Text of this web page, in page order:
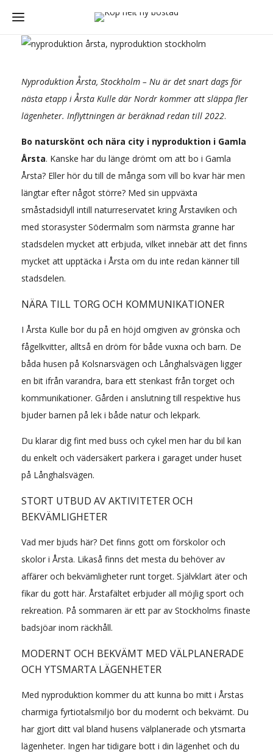
Nyproduktion Årsta, Stockholm – Nu är det snart dags för
nästa etapp i Årsta Kulle där Nordr kommer att släppa fler
lägenheter. Inflyttningen är beräknad redan till 2022.
Bo naturskönt och nära city i nyproduktion i Gamla
Årsta. Kanske har du länge drömt om att bo i Gamla
Årsta? Eller hör du till de många som vill bo kvar här men
längtar efter något större? Med sin uppväxta
småstadsidyll intill naturreservatet kring Årstaviken och
med storasyster Södermalm som närmsta granne har
stadsdelen mycket att erbjuda, vilket innebär att det finns
mycket att upptäcka i Årsta om du inte redan känner till
stadsdelen.
NÄRA TILL TORG OCH KOMMUNIKATIONER
I Årsta Kulle bor du på en höjd omgiven av grönska och
fågelkvitter, alltså en dröm för både vuxna och barn. De
båda husen på Kolsnarsvägen och Långhalsvägen ligger
en bit ifrån varandra, bara ett stenkast från torget och
kommunikationer. Gården i anslutning till respektive hus
bjuder barnen på lek i både natur och lekpark.
Du klarar dig fint med buss och cykel men har du bil kan
du enkelt och vädersäkert parkera i garaget under huset
på Långhalsvägen.
STORT UTBUD AV AKTIVITETER OCH
BEKVÄMLIGHETER
Vad mer bjuds här? Det finns gott om förskolor och
skolor i Årsta. Likaså finns det mesta du behöver av
affärer och bekvämligheter runt torget. Självklart äter och
fikar du gott här. Årstafältet erbjuder all möjlig sport och
rekreation. På sommaren är ett par av Stockholms finaste
badsjöar inom räckhåll.
MODERNT OCH BEKVÄMT MED VÄLPLANERADE
OCH YTSMARTA LÄGENHETER
Med nyproduktion kommer du att kunna bo mitt i Årstas
charmiga fyrtiotalsmiljö bor du modernt och bekvämt. Du
har gjort ditt val bland husens välplanerade och ytsmarta
lägenheter. Ingen har tidigare bott i din lägenhet och du